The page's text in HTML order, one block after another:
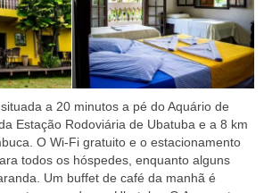
a 20 minutos a pé do Aquário de
Estação Rodoviária de Ubatuba e a 8 km
O Wi-Fi gratuito e o estacionamento
todos os hóspedes, enquanto alguns
Um buffet de café da manhã é